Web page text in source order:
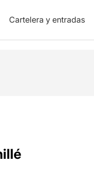
Cartelera y entradas